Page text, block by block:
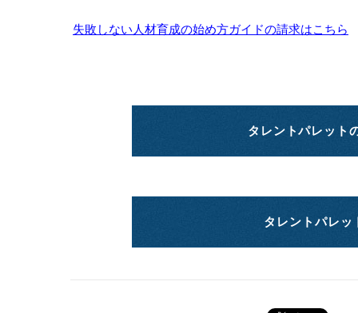
失敗しない人材育成の始め方ガイドの請求はこちら
タレントパレット
タレントパレッ